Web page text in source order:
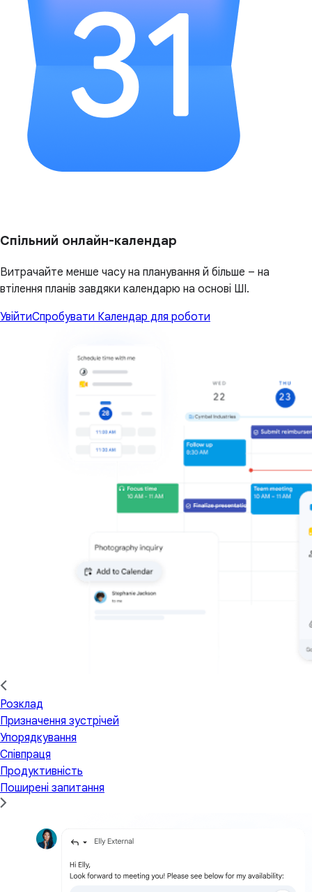
Спільний онлайн-календар
Витрачайте менше часу на планування й більше – на
втілення планів завдяки календарю на основі ШІ.
УвійтиСпробувати Календар для роботи
Розклад
Призначення зустрічей
Упорядкування
Співпраця
Продуктивність
Поширені запитання